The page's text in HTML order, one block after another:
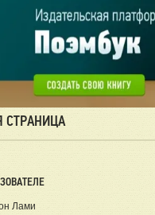
СТРАНИЦА
Лами